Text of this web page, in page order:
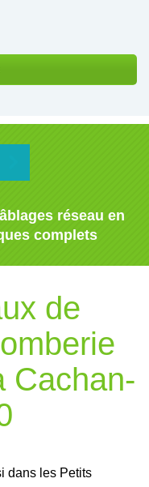
réseau en
complets
de
Cachan-
dans les Petits